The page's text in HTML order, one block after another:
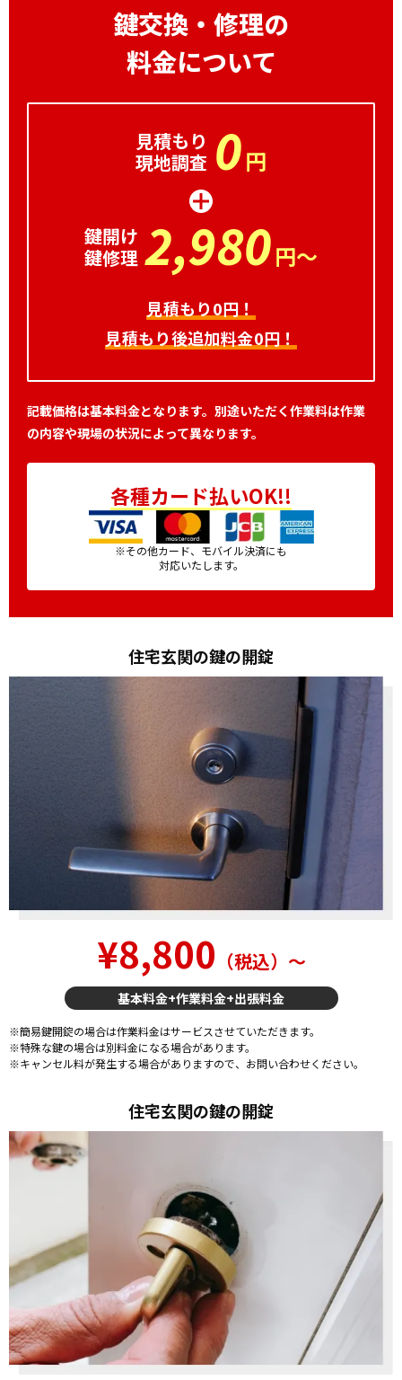
鍵交換・修理の
料金について
見積もり
現地調査 0円
鍵開け
鍵修理 2,980円～
見積もり0円！
見積もり後追加料金0円！
記載価格は基本料金となります。別途いただく作業料は作業
の内容や現場の状況によって異なります。
各種カード払いOK!!
※その他カード、モバイル決済にも
対応いたします。
住宅玄関の鍵の開錠
¥8,800 （税込）〜
基本料金+作業料金+出張料金
※簡易鍵開錠の場合は作業料金はサービスさせていただきます。
※特殊な鍵の場合は別料金になる場合があります。
※キャンセル料が発生する場合がありますので、お問い合わせください。
住宅玄関の鍵の開錠